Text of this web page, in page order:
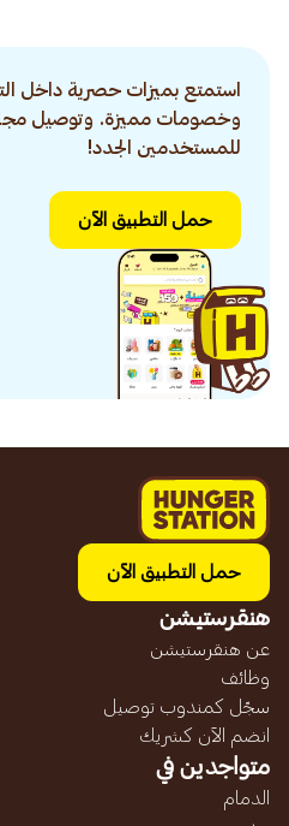
استمتع بميزات حصرية داخل
وخصومات مميزة. وتوصيل
للمستخدمين الجدد!
حمل التطبيق الآن
حمل التطبيق الآن
هنقرستيشن
عن هنقرستيشن
وظائف
سجّل كمندوب توصيل
انضم الآن كشريك
متواجدين في
الدمام